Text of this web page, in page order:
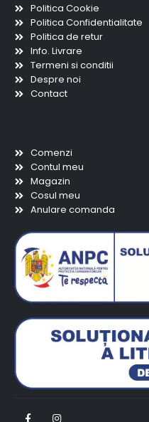
Politica Cookie
Politica Confidentialitate
Politica de retur
Info. Livrare
Termeni si conditii
Despre noi
Contact
Comenzi
Contul meu
Magazin
Cosul meu
Anulare comanda